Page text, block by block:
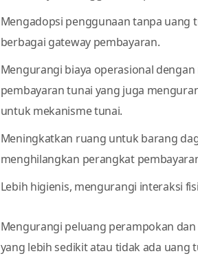
Mengadopsi penggunaan tanpa uang
berbagai gateway pembayaran.
Mengurangi biaya operasional
pembayaran tunai yang juga
untuk mekanisme tunai.
Meningkatkan ruang untuk barang
menghilangkan perangkat
Lebih higienis, mengurangi interaksi
Mengurangi peluang perampokan
yang lebih sedikit atau tidak ada uang